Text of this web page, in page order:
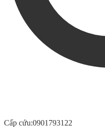
Cấp cứu:0901793122